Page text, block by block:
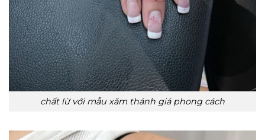
chất lừ với mẫu xăm thánh giá phong cách